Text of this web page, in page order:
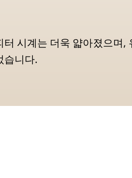
시계는 더욱 얇아졌으며,
습니다.